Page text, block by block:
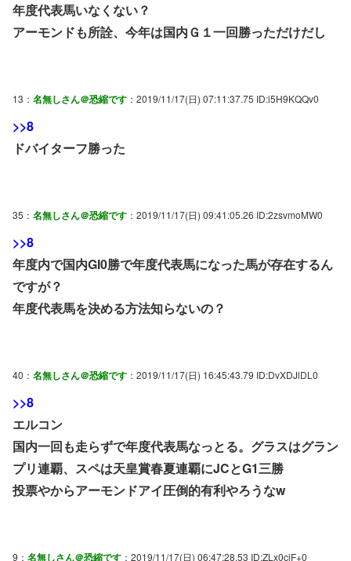
年度代表馬いなくない？
アーモンドも所詮、今年は国内Ｇ１一回勝っただけだし
13： 名無しさん＠恐縮です ：2019/11/17(日) 07:11:37.75 ID:i5H9KQQv0
>>8
ドバイターフ勝った
35： 名無しさん＠恐縮です ：2019/11/17(日) 09:41:05.26 ID:2zsvmoMW0
>>8
年度内で国内GI0勝で年度代表馬になった馬が存在するん
ですが？
年度代表馬を決める方法知らないの？
40： 名無しさん＠恐縮です ：2019/11/17(日) 16:45:43.79 ID:DvXDJlDL0
>>8
エルコン
国内一回も走らずで年度代表馬なっとる。グラスはグラン
プリ連覇、スペは天皇賞春夏連覇にJCとG1三勝
投票やからアーモンドアイ圧倒的有利やろうなw
9： 名無しさん＠恐縮です ：2019/11/17(日) 06:47:28.53 ID:ZLx0cjF+0